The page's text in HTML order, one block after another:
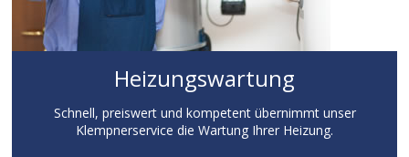
Heizungswartung
Schnell, preiswert und kompetent übernimmt unser
Klempnerservice die Wartung Ihrer Heizung.